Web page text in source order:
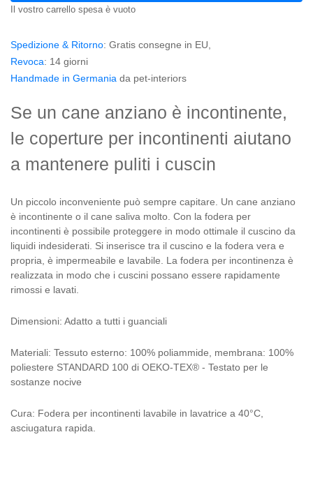
Il vostro carrello spesa è vuoto
Spedizione & Ritorno: Gratis consegne in EU,
Revoca: 14 giorni
Handmade in Germania da pet-interiors
Se un cane anziano è incontinente,
le coperture per incontinenti aiutano
a mantenere puliti i cuscin
Un piccolo inconveniente può sempre capitare. Un cane anziano
è incontinente o il cane saliva molto. Con la fodera per
incontinenti è possibile proteggere in modo ottimale il cuscino da
liquidi indesiderati. Si inserisce tra il cuscino e la fodera vera e
propria, è impermeabile e lavabile. La fodera per incontinenza è
realizzata in modo che i cuscini possano essere rapidamente
rimossi e lavati.
Dimensioni: Adatto a tutti i guanciali
Materiali: Tessuto esterno: 100% poliammide, membrana: 100%
poliestere STANDARD 100 di OEKO-TEX® - Testato per le
sostanze nocive
Cura: Fodera per incontinenti lavabile in lavatrice a 40°C,
asciugatura rapida.